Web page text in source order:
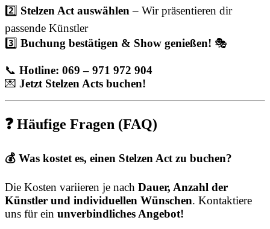
2️⃣ Stelzen Act auswählen– Wir präsentieren dir
passende Künstler
3️⃣ Buchung bestätigen & Show genießen! 🎭
📞 Hotline: 069 – 971 972 904
💌 Jetzt Stelzen Acts buchen!
❓ Häufige Fragen (FAQ)
💰 Was kostet es, einen Stelzen Act zu buchen?
Die Kosten variieren je nach Dauer, Anzahl der
Künstler und individuellen Wünschen. Kontaktiere
uns für ein unverbindliches Angebot!